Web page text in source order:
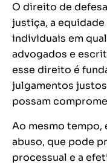
O direito de
justiça, a
individuais em
advogados e
esse direito é
julgamentos
possam
Ao mesmo tempo,
abuso, que pode
processual e a